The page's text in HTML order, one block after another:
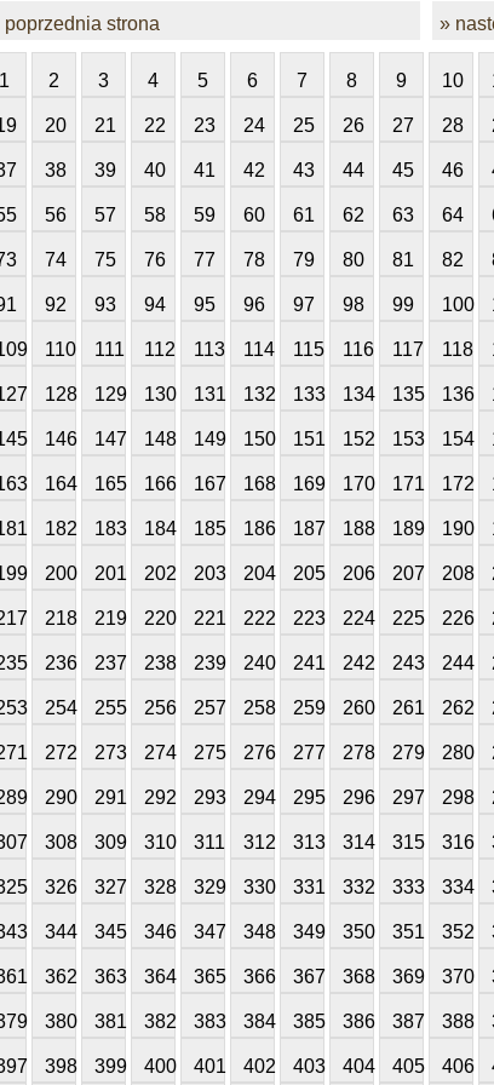
poprzednia strona »
1 2 3 4 5 6 7 8 9 10
20 21 22 23 24 25 26 27 28
38 39 40 41 42 43 44 45 46
56 57 58 59 60 61 62 63 64
74 75 76 77 78 79 80 81 82
92 93 94 95 96 97 98 99 100
110 111 112 113 114 115 116 117 118
128 129 130 131 132 133 134 135 136
146 147 148 149 150 151 152 153 154
164 165 166 167 168 169 170 171 172
182 183 184 185 186 187 188 189 190
200 201 202 203 204 205 206 207 208
218 219 220 221 222 223 224 225 226
236 237 238 239 240 241 242 243 244
254 255 256 257 258 259 260 261 262
272 273 274 275 276 277 278 279 280
290 291 292 293 294 295 296 297 298
308 309 310 311 312 313 314 315 316
326 327 328 329 330 331 332 333 334
344 345 346 347 348 349 350 351 352
362 363 364 365 366 367 368 369 370
380 381 382 383 384 385 386 387 388
398 399 400 401 402 403 404 405 406